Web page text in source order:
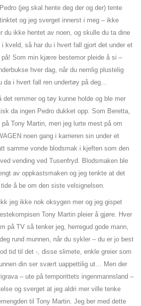
(jeg skal hente deg der og der) tente
og jeg sverget innerst i meg – ikke
du ikke hentet av noen, og skulle du ta dine
kveld, så har du i hvert fall gjort det under et
på! Som min kjære bestemor pleide å si –
hver dag, når du nemlig plustelig
da i hvert fall ren undertøy på deg…
det remmer og tøy kunne holde og ble mer
da ingen Pedro dukket opp. Som Beretta,
Tony Martin, men jeg lurte mest på om
noen gang i karrieren sin under et
samme vonde blodsmak i kjeften som den
vending ved Tusenfryd. Blodsmaken ble
av oppkastsmaken og jeg tenkte at det
å be om den siste velsignelsen.
jeg ikke nok oksygen mer og jeg gispet
Tony Martin pleier å gjøre. Hver
på TV så tenker jeg, herregud gode mann,
rund munnen, når du sykler – du er jo best
tid til det -, disse slimete, enkle greier som
din ser svært uappettilig ut… Men der
– ute på temporittets ingenmannsland –
og sverget at jeg aldri mer ville tenke
til Tony Martin. Jeg ber med dette